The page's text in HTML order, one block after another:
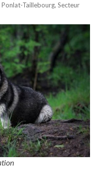
Ponlat-Taillebourg, Secteur